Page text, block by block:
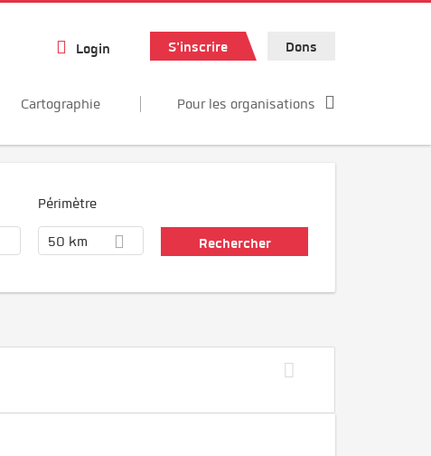
Login S'inscrire Dons
Cartographie Pour les organisations
Périmètre
50 km